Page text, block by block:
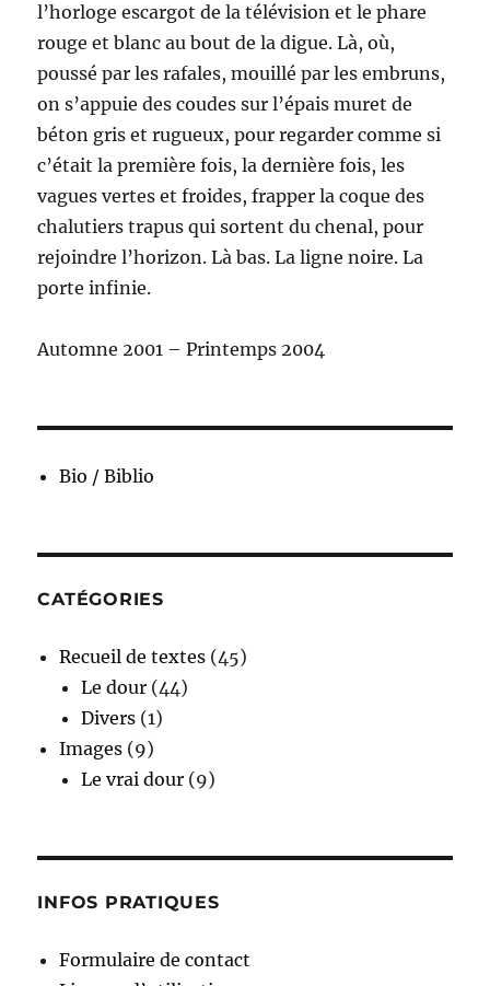
l’horloge escargot de la télévision et le phare
rouge et blanc au bout de la digue. Là, où,
poussé par les rafales, mouillé par les embruns,
on s’appuie des coudes sur l’épais muret de
béton gris et rugueux, pour regarder comme si
c’était la première fois, la dernière fois, les
vagues vertes et froides, frapper la coque des
chalutiers trapus qui sortent du chenal, pour
rejoindre l’horizon. Là bas. La ligne noire. La
porte infinie.
Automne 2001 – Printemps 2004
Bio / Biblio
CATÉGORIES
Recueil de textes (45)
Le dour (44)
Divers (1)
Images (9)
Le vrai dour (9)
INFOS PRATIQUES
Formulaire de contact